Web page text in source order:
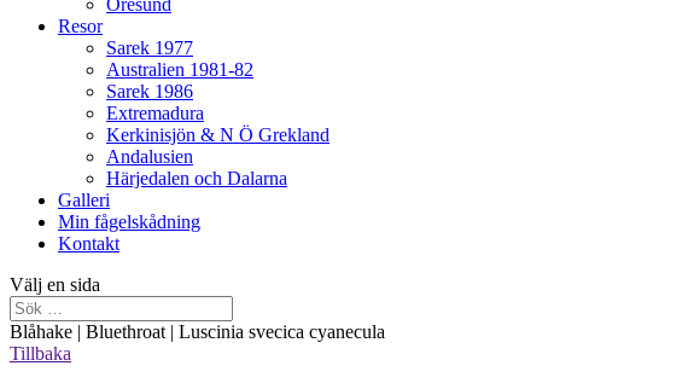
Öresund
Resor
Sarek 1977
Australien 1981-82
Sarek 1986
Extremadura
Kerkinisjön & N Ö Grekland
Andalusien
Härjedalen och Dalarna
Galleri
Min fågelskådning
Kontakt
Välj en sida
Blåhake | Bluethroat | Luscinia svecica cyanecula
Tillbaka